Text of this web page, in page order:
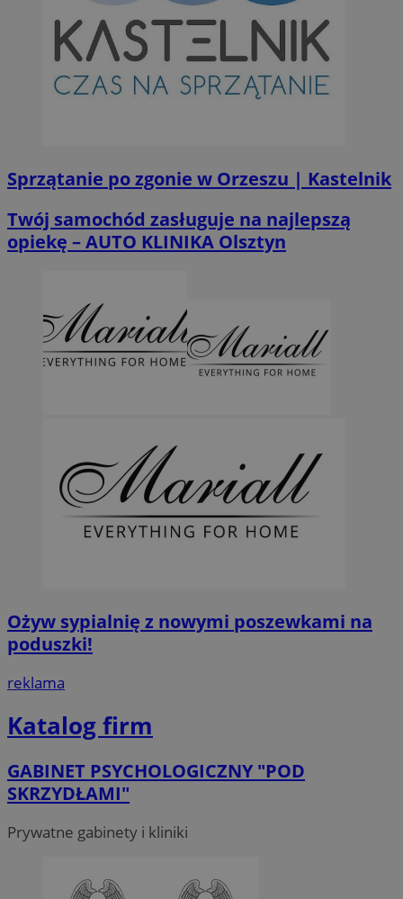
Sprzątanie po zgonie w Orzeszu | Kastelnik
Twój samochód zasługuje na najlepszą
opiekę – AUTO KLINIKA Olsztyn
Ożyw sypialnię z nowymi poszewkami na
poduszki!
reklama
Katalog firm
GABINET PSYCHOLOGICZNY "POD
SKRZYDŁAMI"
Prywatne gabinety i kliniki